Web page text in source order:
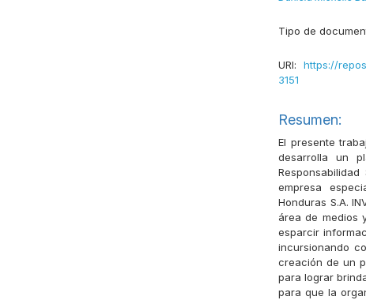
Tipo de
URI: https://
3151
Resumen:
El presente
desarrolla un
empresa
Honduras S.A.
área de medios
esparcir
incursionando
creación de un
para lograr
para que la